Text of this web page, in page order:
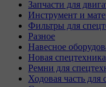
Запчасти для
Инструмент и
Фильтры для
Разное
Навесное
Новая спецтехника
Ремни для
Ходовая часть для